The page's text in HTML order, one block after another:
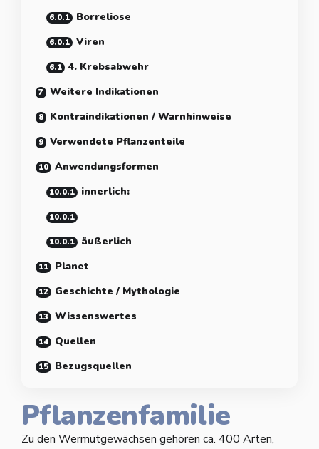
Borreliose
Viren
4. Krebsabwehr
Weitere Indikationen
Kontraindikationen / Warnhinweise
Verwendete Pflanzenteile
Anwendungsformen
innerlich:
äußerlich
Planet
Geschichte / Mythologie
Wissenswertes
Quellen
Bezugsquellen
Pflanzenfamilie
Zu den Wermutgewächsen gehören ca. 400 Arten,